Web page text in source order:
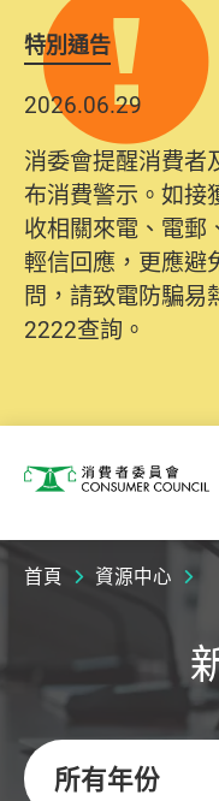
特別通告
2026.06.29
消委會提醒消費者
布消費警示。如接
收相關來電、電郵
輕信回應，更應避
問，請致電防騙易
2222查詢。
消費者委員會
首頁 資源中心
所有年份